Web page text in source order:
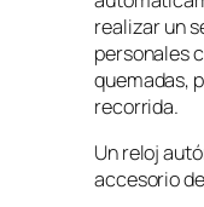
realizar un
personales
quemadas,
recorrida.
Un reloj
accesorio